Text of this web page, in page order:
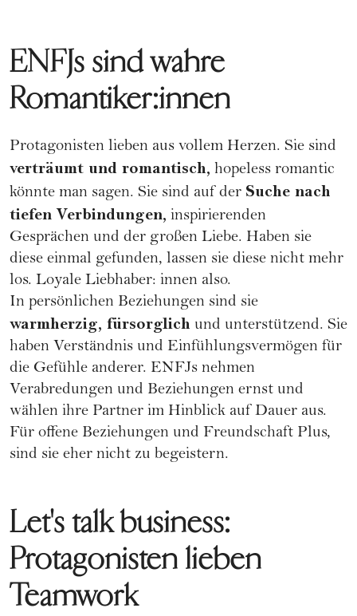
ENFJs sind wahre
Romantiker:innen
Protagonisten lieben aus vollem Herzen. Sie sind
verträumt und romantisch, hopeless romantic
könnte man sagen. Sie sind auf der Suche nach
tiefen Verbindungen, inspirierenden
Gesprächen und der großen Liebe. Haben sie
diese einmal gefunden, lassen sie diese nicht mehr
los. Loyale Liebhaber: innen also.
In persönlichen Beziehungen sind sie
warmherzig, fürsorglich und unterstützend. Sie
haben Verständnis und Einfühlungsvermögen für
die Gefühle anderer. ENFJs nehmen
Verabredungen und Beziehungen ernst und
wählen ihre Partner im Hinblick auf Dauer aus.
Für offene Beziehungen und Freundschaft Plus,
sind sie eher nicht zu begeistern.
Let's talk business:
Protagonisten lieben
Teamwork